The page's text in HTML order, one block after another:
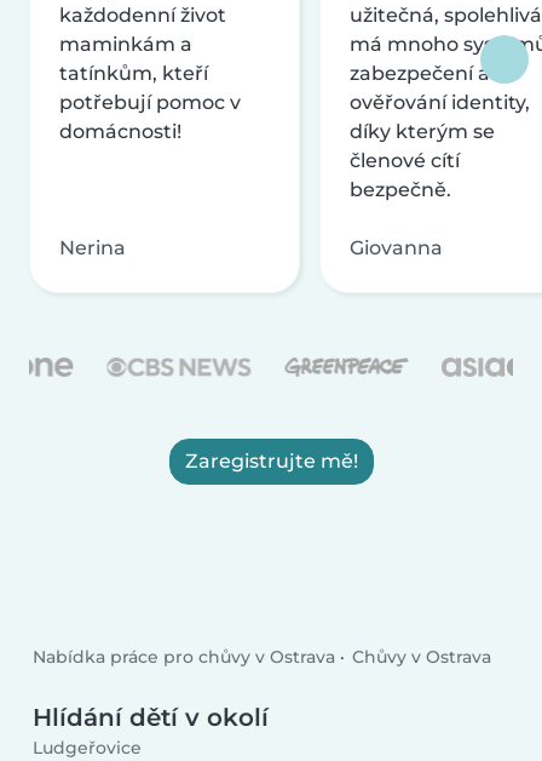
každodenní život
maminkám a
tatínkům, kteří
potřebují pomoc v
domácnosti!
Nerina
užitečná,
má mnoho
zabezpečení a
ověřování identity,
díky kterým se
členové cítí
bezpečně.
Giovanna
Zaregistrujte mě!
Nabídka práce pro chůvy v Ostrava Chůvy v Ostrava
Hlídání dětí v okolí
Ludgeřovice